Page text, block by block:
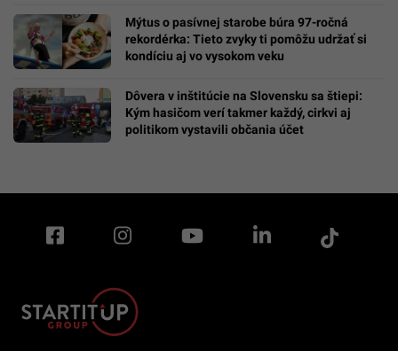
Mýtus o pasívnej starobe búra 97-ročná
rekordérka: Tieto zvyky ti pomôžu udržať si
kondíciu aj vo vysokom veku
Dôvera v inštitúcie na Slovensku sa štiepi:
Kým hasičom verí takmer každý, cirkvi aj
politikom vystavili občania účet